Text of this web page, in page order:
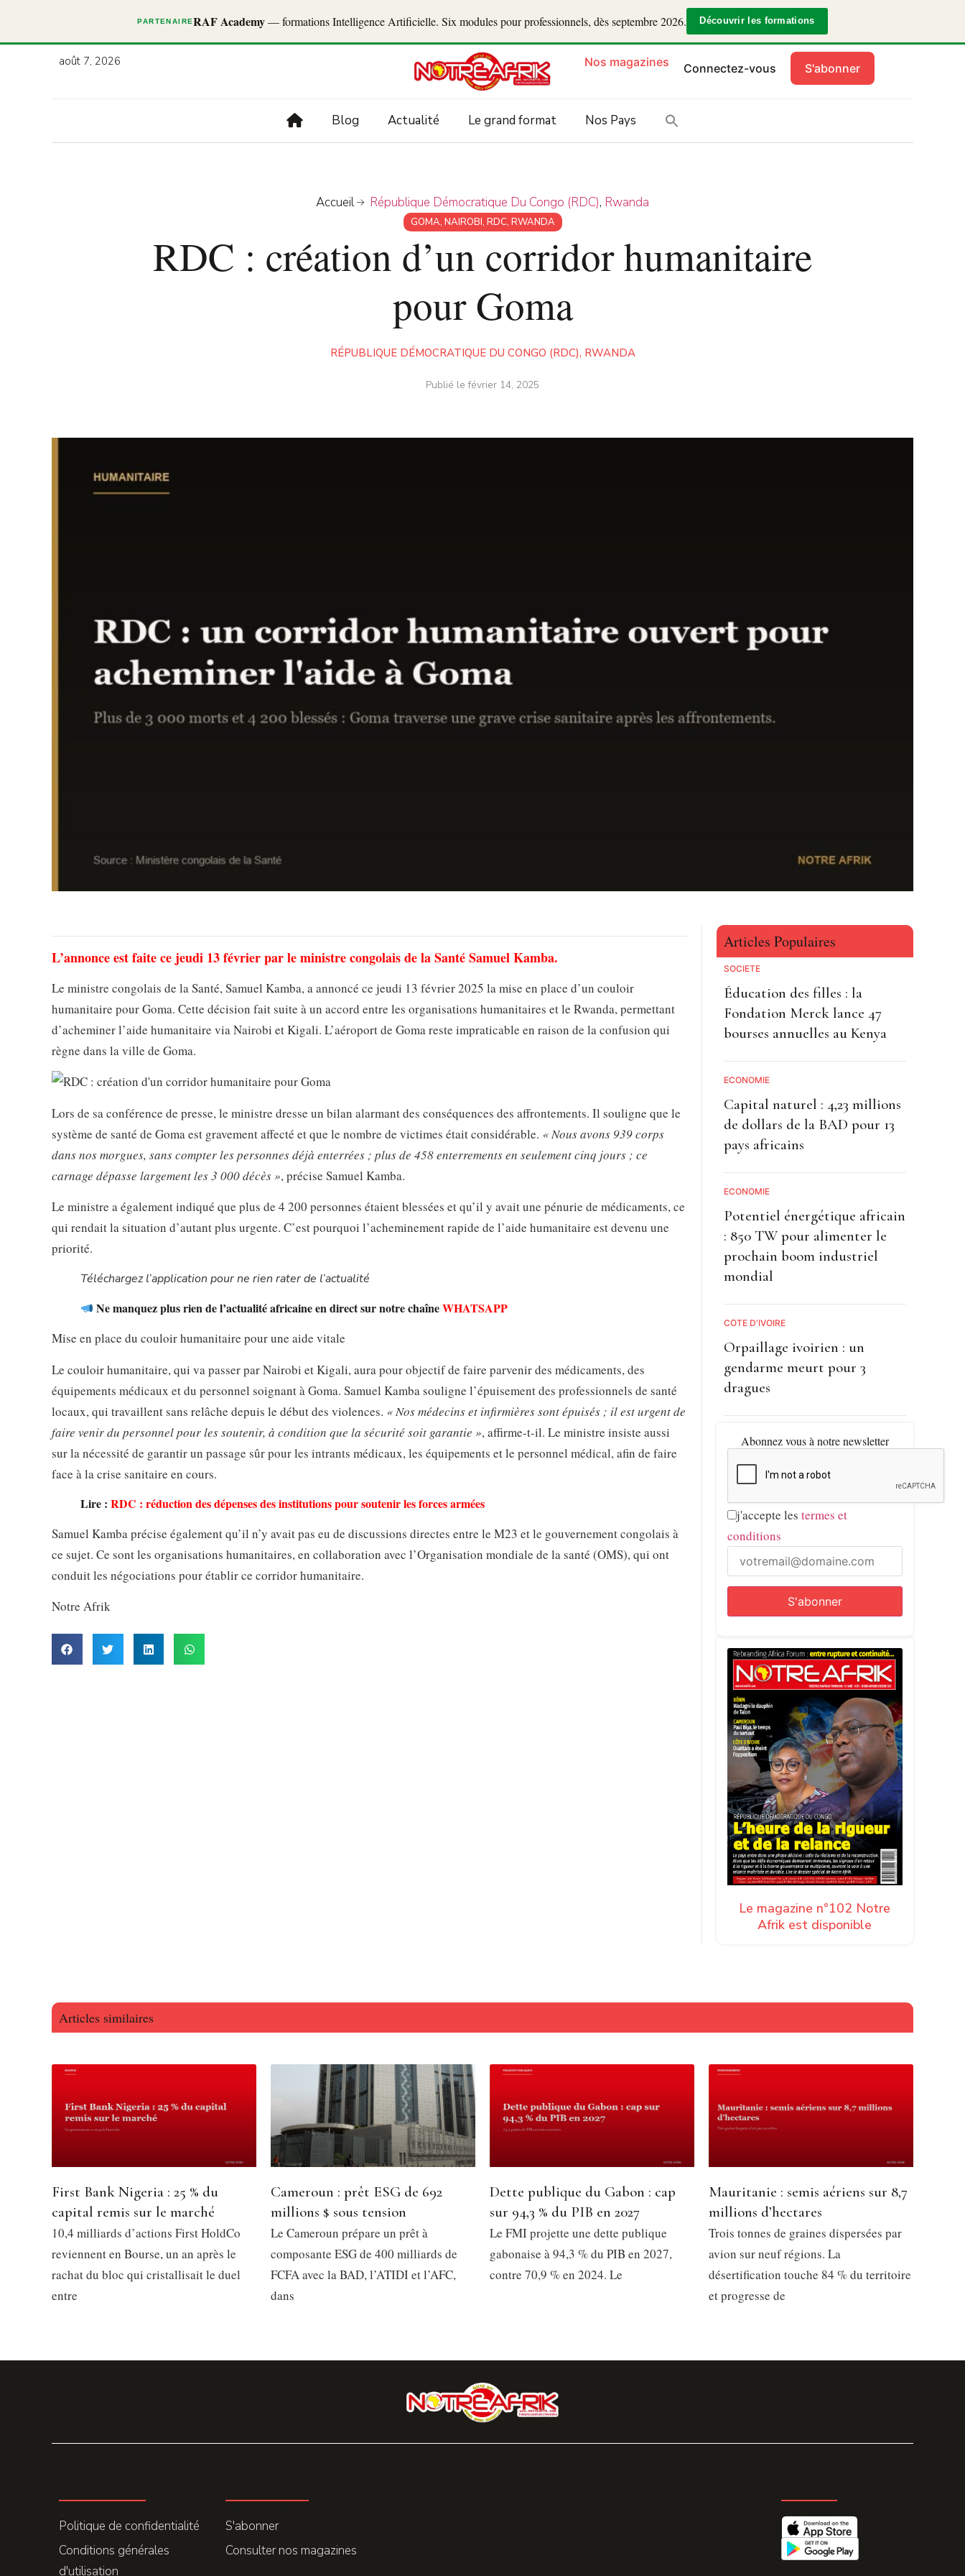
PARTENAIRERAF Academy— formations Intelligence Artificielle. Six modules pour professionnels, dès septembre 2026. Découvrir les formations
août 7, 2026 Nos magazines Connectez-vous S'abonner
Blog Actualité Le grand format Nos Pays
Accueil République Démocratique Du Congo (RDC), Rwanda
GOMA, NAIROBI, RDC, RWANDA
RDC : création d’un corridor humanitaire
pour Goma
RÉPUBLIQUE DÉMOCRATIQUE DU CONGO (RDC), RWANDA
Publié lefévrier 14, 2025
L’annonce est faite ce jeudi 13 février par le ministre congolais de la Santé Samuel Kamba.
Le ministre congolais de la Santé, Samuel Kamba, a annoncé ce jeudi 13 février 2025 la mise en place d’un couloir
humanitaire pour Goma. Cette décision fait suite à un accord entre les organisations humanitaires et le Rwanda, permettant
d’acheminer l’aide humanitaire via Nairobi et Kigali. L’aéroport de Goma reste impraticable en raison de la confusion qui
règne dans la ville de Goma.
Lors de sa conférence de presse, le ministre dresse un bilan alarmant des conséquences des affrontements. Il souligne que le
système de santé de Goma est gravement affecté et que le nombre de victimes était considérable. « Nous avons 939 corps
dans nos morgues, sans compter les personnes déjà enterrées ; plus de 458 enterrements en seulement cinq jours ; ce
carnage dépasse largement les 3 000 décès », précise Samuel Kamba.
Le ministre a également indiqué que plus de 4 200 personnes étaient blessées et qu’il y avait une pénurie de médicaments, ce
qui rendait la situation d’autant plus urgente. C’est pourquoi l’acheminement rapide de l’aide humanitaire est devenu une
priorité.
Téléchargez l’application pour ne rien rater de l’actualité
Ne manquez plus rien de l’actualité africaine en direct sur notre chaîneWHATSAPP
Mise en place du couloir humanitaire pour une aide vitale
Le couloir humanitaire, qui va passer par Nairobi et Kigali, aura pour objectif de faire parvenir des médicaments, des
équipements médicaux et du personnel soignant à Goma. Samuel Kamba souligne l’épuisement des professionnels de santé
locaux, qui travaillent sans relâche depuis le début des violences. « Nos médecins et infirmières sont épuisés ; il est urgent de
faire venir du personnel pour les soutenir, à condition que la sécurité soit garantie », affirme-t-il. Le ministre insiste aussi
sur la nécessité de garantir un passage sûr pour les intrants médicaux, les équipements et le personnel médical, afin de faire
face à la crise sanitaire en cours.
Lire : RDC : réduction des dépenses des institutions pour soutenir les forces armées
Samuel Kamba précise également qu’il n’y avait pas eu de discussions directes entre le M23 et le gouvernement congolais à
ce sujet. Ce sont les organisations humanitaires, en collaboration avec l’Organisation mondiale de la santé (OMS), qui ont
conduit les négociations pour établir ce corridor humanitaire.
Notre Afrik
Articles Populaires
SOCIETE
Éducation des filles : la
Fondation Merck lance 47
bourses annuelles au Kenya
ECONOMIE
Capital naturel : 4,23 millions
de dollars de la BAD pour 13
pays africains
ECONOMIE
Potentiel énergétique africain
: 850 TW pour alimenter le
prochain boom industriel
mondial
CÔTE D'IVOIRE
Orpaillage ivoirien : un
gendarme meurt pour 3
dragues
Abonnez vous à notre newsletter
j'accepte les termes et
conditions
Le magazine n°102 Notre
Afrik est disponible
Articles similaires
First Bank Nigeria : 25 % du
capital remis sur le marché
10,4 milliards d’actions First HoldCo
reviennent en Bourse, un an après le
rachat du bloc qui cristallisait le duel
entre
Cameroun : prêt ESG de 692
millions $ sous tension
Le Cameroun prépare un prêt à
composante ESG de 400 milliards de
FCFA avec la BAD, l’ATIDI et l’AFC,
dans
Dette publique du Gabon : cap
sur 94,3 % du PIB en 2027
Le FMI projette une dette publique
gabonaise à 94,3 % du PIB en 2027,
contre 70,9 % en 2024. Le
Mauritanie : semis aériens sur 8,7
millions d’hectares
Trois tonnes de graines dispersées par
avion sur neuf régions. La
désertification touche 84 % du territoire
et progresse de
Politique de confidentialité
Conditions générales
d'utilisation
S'abonner
Consulter nos magazines